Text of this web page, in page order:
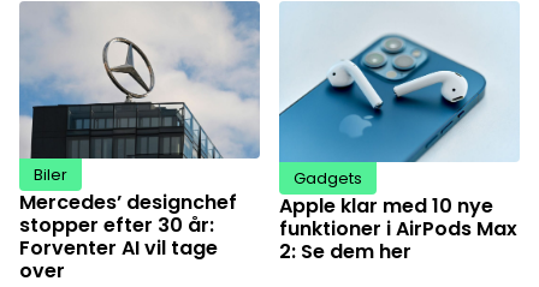
Biler
Mercedes’ designchef
stopper efter 30 år:
Forventer AI vil tage
over
Gadgets
Apple klar med 10 nye
funktioner i AirPods Max
2: Se dem her